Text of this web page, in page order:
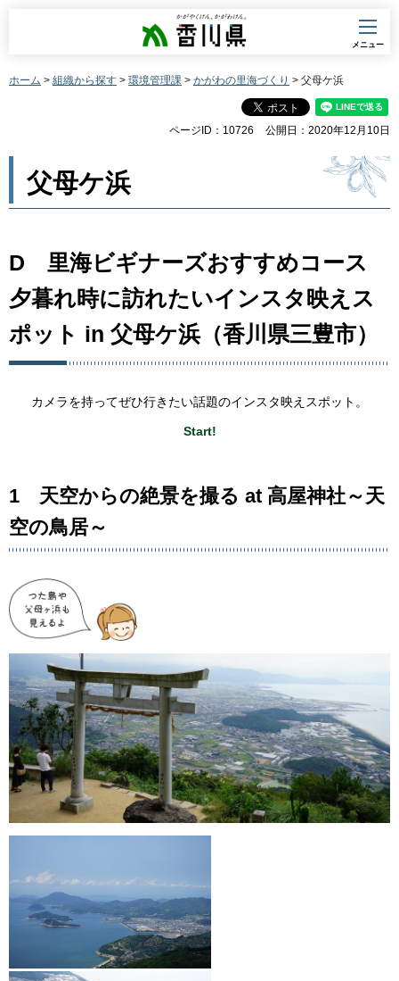
香川県
メニュー
ホーム > 組織から探す > 環境管理課 > かがわの里海づくり > 父母ケ浜
ページID：10726 公開日：2020年12月10日
父母ケ浜
D 里海ビギナーズおすすめコース
夕暮れ時に訪れたいインスタ映えス
ポット in 父母ケ浜（香川県三豊市）
カメラを持ってぜひ行きたい話題のインスタ映えスポット。
Start!
1 天空からの絶景を撮る at 高屋神社～天
空の鳥居～